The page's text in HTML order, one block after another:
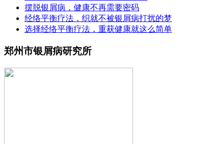
摆脱银屑病，健康不再需要密码
经络平衡疗法，织就不被银屑病打扰的梦
选择经络平衡疗法，重获健康就这么简单
郑州市银屑病研究所